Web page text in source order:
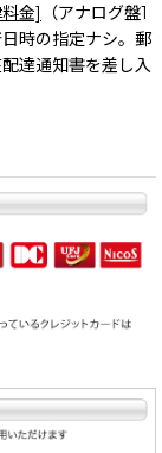
金]
（アナログ盤1
時の指定ナシ。郵
達通知書を差し入